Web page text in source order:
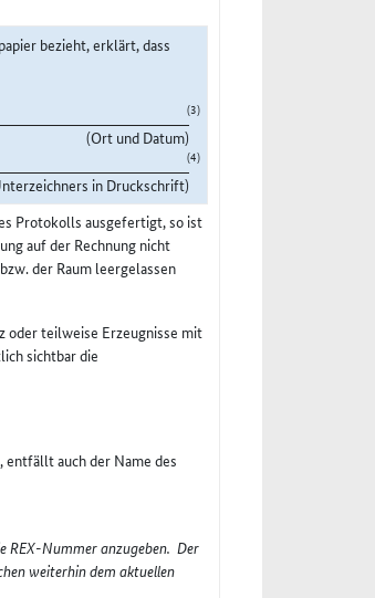
bezieht, erklärt, dass
(3)
(Ort und Datum)
(4)
in Druckschrift)
Protokolls ausgefertigt, so ist
auf der Rechnung nicht
der Raum leergelassen
oder teilweise Erzeugnisse mit
sichtbar die
auch der Name des
REX-Nummer anzugeben. Der
weiterhin dem aktuellen